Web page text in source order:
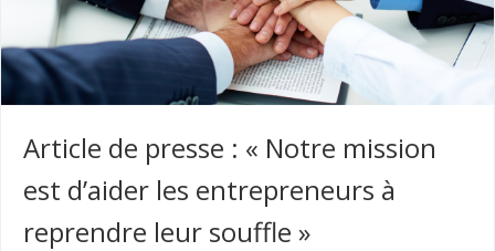
Article de presse : « Notre mission
est d’aider les entrepreneurs à
reprendre leur souffle »